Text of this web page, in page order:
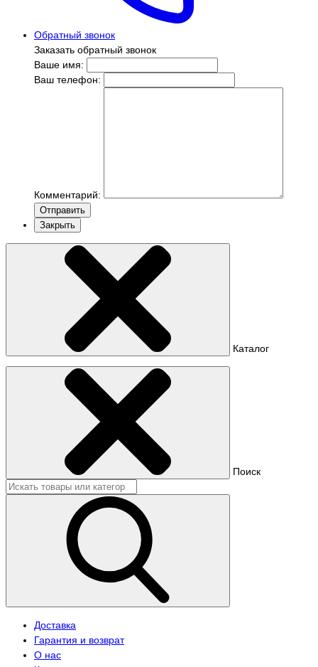
Обратный звонок
Заказать обратный звонок
Ваше имя:
Ваш телефон:
Комментарий:
Отправить
Закрыть
Каталог
Поиск
Доставка
Гарантия и возврат
О нас